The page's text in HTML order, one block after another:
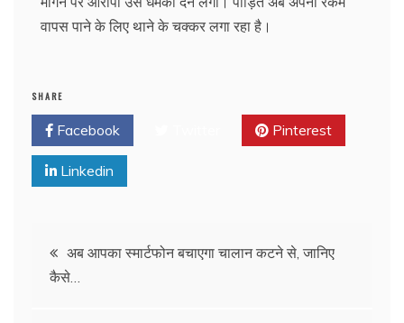
वापस पाने के लिए थाने के चक्कर लगा रहा है।
SHARE
Facebook Pinterest
Linkedin
अब आपका स्मार्टफोन बचाएगा चालान कटने से, जानिए
कैसे…